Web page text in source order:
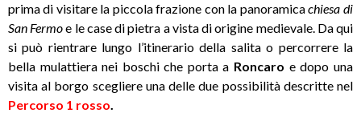
prima di visitare la piccola frazione con la panoramicachiesa di
San Fermoe le case di pietra a vista di origine medievale. Da qui
si può rientrare lungo l’itinerario della salita o percorrere la
bella mulattiera nei boschi che porta a Roncaro e dopo una
visita al borgo scegliere una delle due possibilità descritte nel
Percorso 1 rosso.